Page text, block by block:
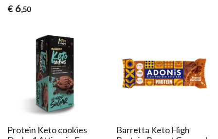
€ 6,50
Protein Keto cookies
Barretta Keto High